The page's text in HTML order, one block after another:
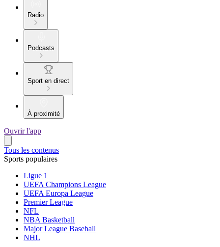
Radio
Podcasts
Sport en direct
À proximité
Ouvrir l'app
Tous les contenus
Sports populaires
Ligue 1
UEFA Champions League
UEFA Europa League
Premier League
NFL
NBA Basketball
Major League Baseball
NHL